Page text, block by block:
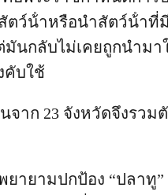
ตว์น้ําหรือนําสัตว์น้ําที่
มันกลับไม่เคยถูกนำม
คับใช้
จาก 23 จังหวัดจึงรว
ยายามปกป้อง “ปลา